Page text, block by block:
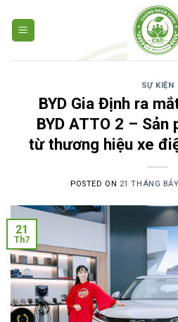
content
SỰ KIỆN
BYD Gia Định ra
BYD ATTO 2 – Sản
từ thương hiệu xe
POSTED ON 21 THÁNG
21
Th7